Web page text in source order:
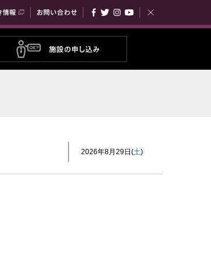
Facebook
TwitterInstagram
YouTube
お問い合わせ
施設空き情報
入
2026年8月29日 土